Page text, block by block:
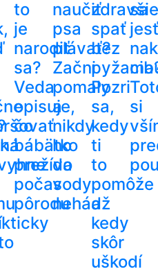
to
je
narodiť
sa?
Veda
opisuje,
čo
bábätko
prežíva
počas
pôrodu
naučiť
psa
plávať?
Začni
pomaly
a
nikdy
ho
do
vody
nehádž
zdravšie
spať
bez
Pozri
sa,
kedy
ti
to
pomôže
a
kedy
skôr
uškodí
sa
jesť
si